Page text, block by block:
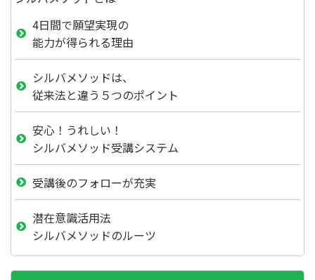
4日間で願望実現の
能力が得られる理由
シルバメソッドは、
従来法と違う５つのポイント
安心！うれしい！
シルバメソッド受講システム
受講後のフォローが充実
潜在意識活用法
シルバメソッドのルーツ